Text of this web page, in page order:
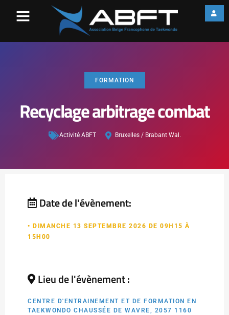
FORMATION
Recyclage arbitrage combat
Activité ABFT Bruxelles / Brabant Wal.
Date de l'évènement:
• DIMANCHE 13 SEPTEMBRE 2026 DE 09H15 À
15H00
Lieu de l'évènement :
CENTRE D'ENTRAINEMENT ET DE FORMATION EN
TAEKWONDO CHAUSSÉE DE WAVRE, 2057 1160